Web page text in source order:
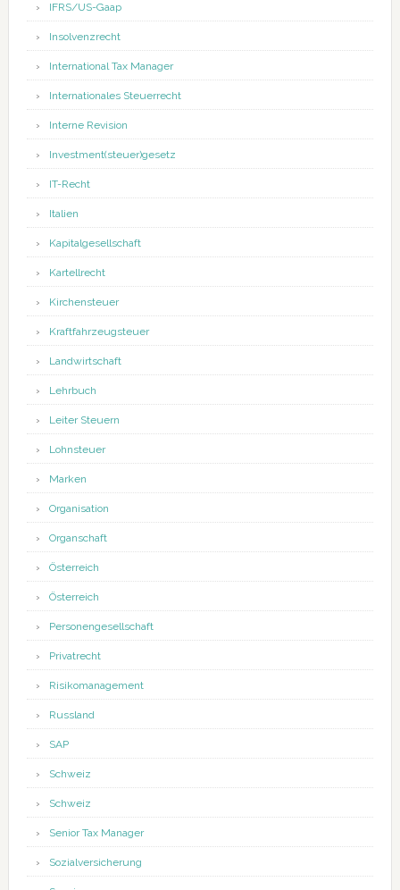
IFRS/US-Gaap
Insolvenzrecht
International Tax Manager
Internationales Steuerrecht
Interne Revision
Investment(steuer)gesetz
IT-Recht
Italien
Kapitalgesellschaft
Kartellrecht
Kirchensteuer
Kraftfahrzeugsteuer
Landwirtschaft
Lehrbuch
Leiter Steuern
Lohnsteuer
Marken
Organisation
Organschaft
Österreich
Österreich
Personengesellschaft
Privatrecht
Risikomanagement
Russland
SAP
Schweiz
Schweiz
Senior Tax Manager
Sozialversicherung